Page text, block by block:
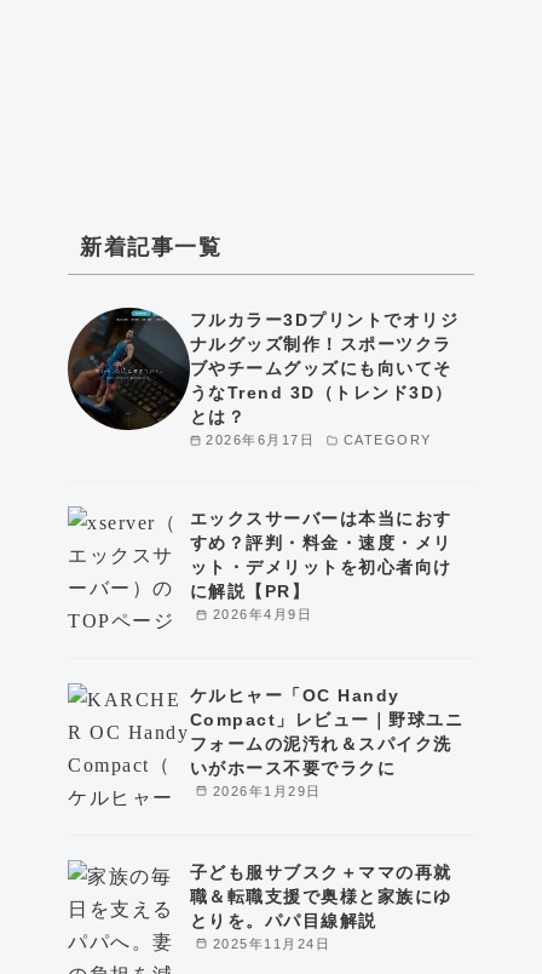
新着記事一覧
2026年6月17日 CATEGORY
フルカラー3Dプリントでオリジ
ナルグッズ制作！スポーツクラ
ブやチームグッズにも向いてそ
うなTrend 3D（トレンド3D）
とは？
2026年4月9日
エックスサーバーは本当におす
すめ？評判・料金・速度・メリ
ット・デメリットを初心者向け
に解説【PR】
2026年1月29日
ケルヒャー「OC Handy
Compact」レビュー｜野球ユニ
フォームの泥汚れ＆スパイク洗
いがホース不要でラクに
2025年11月24日
子ども服サブスク＋ママの再就
職＆転職支援で奥様と家族にゆ
とりを。パパ目線解説